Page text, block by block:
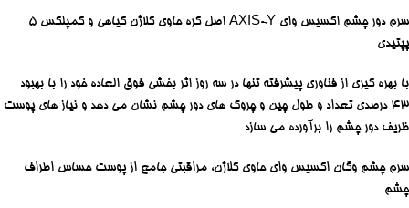
سرم دور چشم اکسیس وای AXIS-Y اصل کره حاوی کلاژن گیاهی و کمپلکس 5
پپتیدی
با بهره گیری از فناوری پیشرفته تنها در سه روز اثر بخشی فوق العاده خود را با بهبود
43 درصدی تعداد و طول چین و چروک های دور چشم نشان می دهد و نیاز های پوست
ظریف دور چشم را برآورده می سازد
سرم چشم وگان اکسیس وای حاوی کلاژن، مراقبتی جامع از پوست حساس اطراف
چشم